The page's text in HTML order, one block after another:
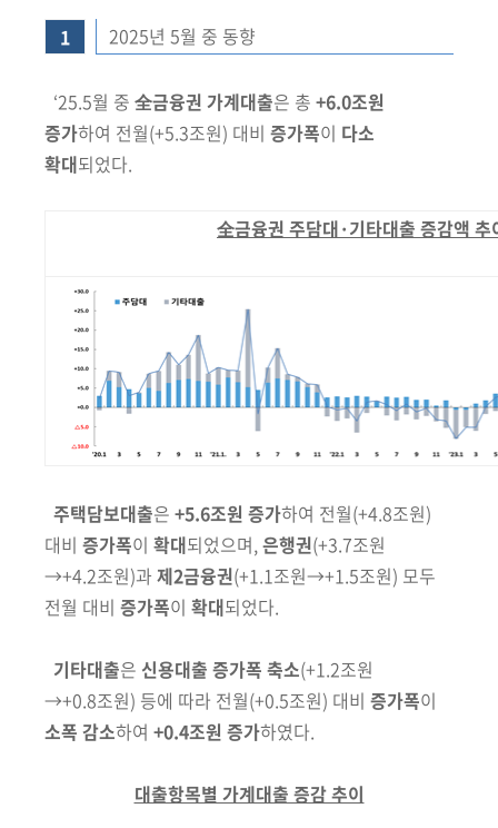
1 2025년 5월 중 동향
‘25.5월 중 全금융권 가계대출은 총 +6.0조원
증가하여 전월(+5.3조원) 대비 증가폭이 다소
확대되었다.
全금융권 주담대·기타대출 증감액 추
주택담보대출은 +5.6조원 증가하여 전월(+4.8조원)
대비 증가폭이 확대되었으며,은행권(+3.7조원
→+4.2조원)과 제2금융권(+1.1조원→+1.5조원) 모두
전월 대비 증가폭이 확대되었다.
기타대출은 신용대출 증가폭 축소(+1.2조원
→+0.8조원) 등에 따라 전월(+0.5조원) 대비 증가폭이
소폭 감소하여 +0.4조원 증가하였다.
대출항목별 가계대출 증감 추이